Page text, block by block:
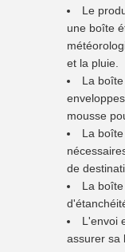
Le
une boîte
et la pluie.
La
mousse
La
de
La
L'envoi
assurer sa